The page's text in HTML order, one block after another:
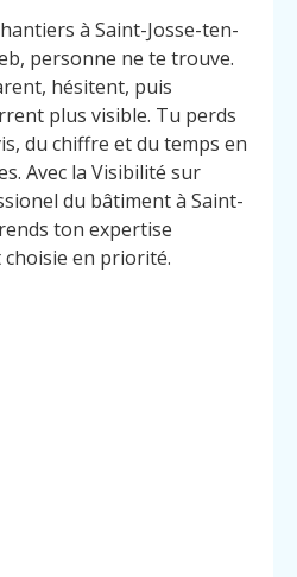
à Saint-Josse-ten-
personne ne te trouve.
hésitent, puis
plus visible. Tu perds
du chiffre et du temps en
Avec la Visibilité sur
du bâtiment à Saint-
ton expertise
en priorité.